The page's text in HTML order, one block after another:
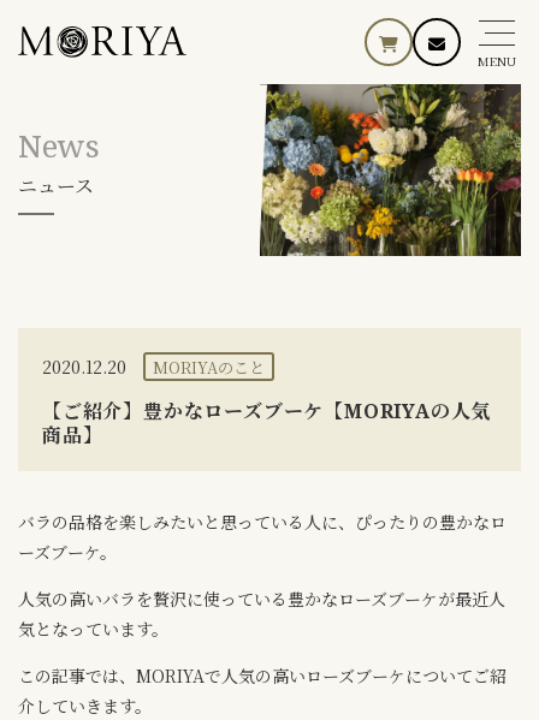
MENU
News
ニュース
2020.12.20 MORIYAのこと
【ご紹介】豊かなローズブーケ【MORIYAの人気
商品】
バラの品格を楽しみたいと思っている人に、ぴったりの豊かなロ
ーズブーケ。
人気の高いバラを贅沢に使っている豊かなローズブーケが最近人
気となっています。
この記事では、MORIYAで人気の高いローズブーケについてご紹
介していきます。